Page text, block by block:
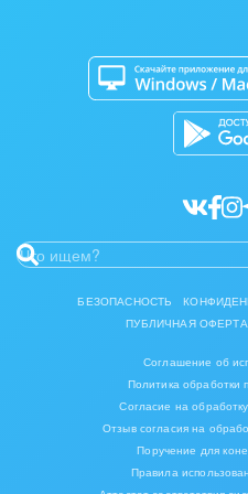
Инвестиционный бизнес
Интерьер, дизайн, декор
Консалтинговые и
Мебель, лес,
Медицина и
Металлургия
Кибербезопасность
Битрикс24 Маркет
Разработчикам приложений
БЕЗОПАСНОСТЬ
ПУБЛИЧНАЯ ОФЕРТА
Соглашение об
Политика обработки
Согласие на
Отзыв согласия на
Поручение для
Правила